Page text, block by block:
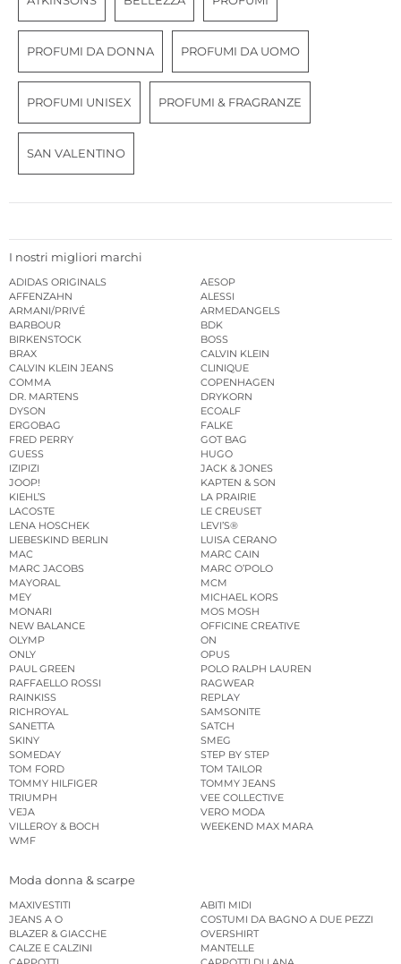
PROFUMI DA DONNA PROFUMI DA UOMO
PROFUMI UNISEX PROFUMI & FRAGRANZE
SAN VALENTINO
I nostri migliori marchi
ADIDAS ORIGINALS
AESOP
AFFENZAHN
ALESSI
ARMANI/PRIVÉ
ARMEDANGELS
BARBOUR
BDK
BIRKENSTOCK
BOSS
BRAX
CALVIN KLEIN
CALVIN KLEIN JEANS
CLINIQUE
COMMA
COPENHAGEN
DR. MARTENS
DRYKORN
DYSON
ECOALF
ERGOBAG
FALKE
FRED PERRY
GOT BAG
GUESS
HUGO
IZIPIZI
JACK & JONES
JOOP!
KAPTEN & SON
KIEHL’S
LA PRAIRIE
LACOSTE
LE CREUSET
LENA HOSCHEK
LEVI’S®
LIEBESKIND BERLIN
LUISA CERANO
MAC
MARC CAIN
MARC JACOBS
MARC O’POLO
MAYORAL
MCM
MEY
MICHAEL KORS
MONARI
MOS MOSH
NEW BALANCE
OFFICINE CREATIVE
OLYMP
ON
ONLY
OPUS
PAUL GREEN
POLO RALPH LAUREN
RAFFAELLO ROSSI
RAGWEAR
RAINKISS
REPLAY
RICHROYAL
SAMSONITE
SANETTA
SATCH
SKINY
SMEG
SOMEDAY
STEP BY STEP
TOM FORD
TOM TAILOR
TOMMY HILFIGER
TOMMY JEANS
TRIUMPH
VEE COLLECTIVE
VEJA
VERO MODA
VILLEROY & BOCH
WEEKEND MAX MARA
WMF
Moda donna & scarpe
MAXIVESTITI
ABITI MIDI
JEANS A O
COSTUMI DA BAGNO A DUE PEZZI
BLAZER & GIACCHE
OVERSHIRT
CALZE E CALZINI
MANTELLE